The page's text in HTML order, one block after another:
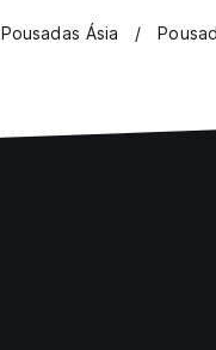
Pousadas Ásia